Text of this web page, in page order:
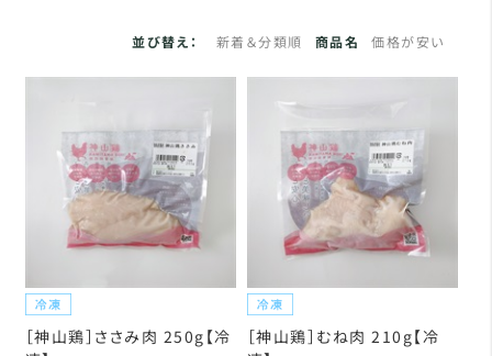
並び替え： 新着＆分類順 商品名 価格が安い
［神山鶏］ささみ肉 250g【冷
［神山鶏］むね肉 210g【冷